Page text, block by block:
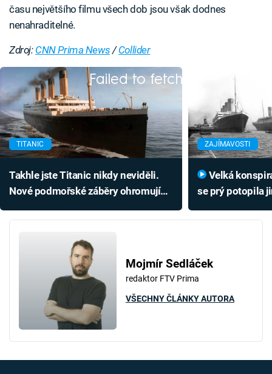
času největšího filmu všech dob jsou však dodnes
nenahraditelné.
Zdroj: CNN Prima News/Collider
Failed to fetch
TITANIC
Takhle jste Titanic nikdy neviděli.
Nové podmořské záběry ohromují
ZAJÍMAVOSTI
se prý potopila
Mojmír Sedláček
redaktor FTV Prima
VŠECHNY ČLÁNKY AUTORA